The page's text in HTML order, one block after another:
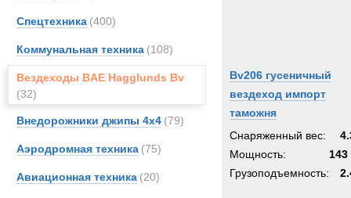
Спецтехника (400)
Коммунальная техника (108)
Вездеходы BAE Hagglunds Bv
(32)
Внедорожники джипы 4х4 (79)
Аэродромная техника (75)
Авиационная техника (20)
Bv206 гусеничный
вездеход импорт
таможня
Снаряженный вес:
Мощность:
143
Грузоподъемность: